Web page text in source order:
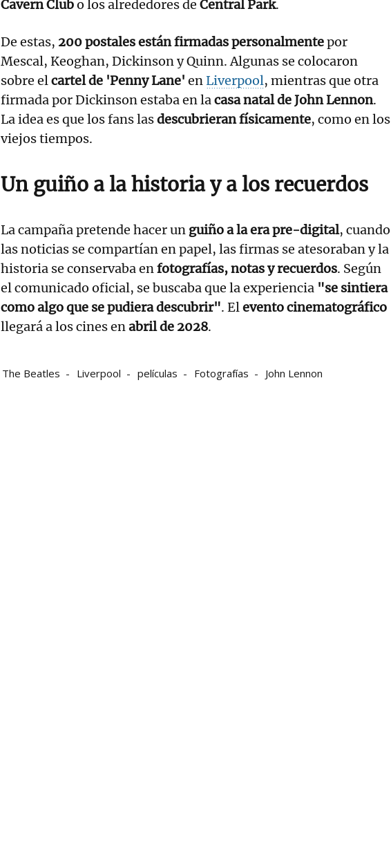
Cavern Clubo los alrededores de Central Park.
De estas, 200 postales están firmadas personalmentepor
Mescal, Keoghan, Dickinson y Quinn. Algunas se colocaron
sobre elcartel de 'Penny Lane' enLiverpool, mientras que otra
firmada por Dickinson estaba en lacasa natal de John Lennon.
La idea es que los fans lasdescubrieran físicamente, como en los
viejos tiempos.
Un guiño a la historia y a los recuerdos
La campaña pretende hacer un guiño a la era pre-digital, cuando
las noticias se compartían en papel, las firmas se atesoraban y la
historia se conservaba enfotografías, notas y recuerdos. Según
el comunicado oficial, se buscaba que la experiencia "se sintiera
como algo que se pudiera descubrir". Elevento cinematográfico
llegará a los cines enabril de 2028.
The Beatles Liverpool películas Fotografías John Lennon